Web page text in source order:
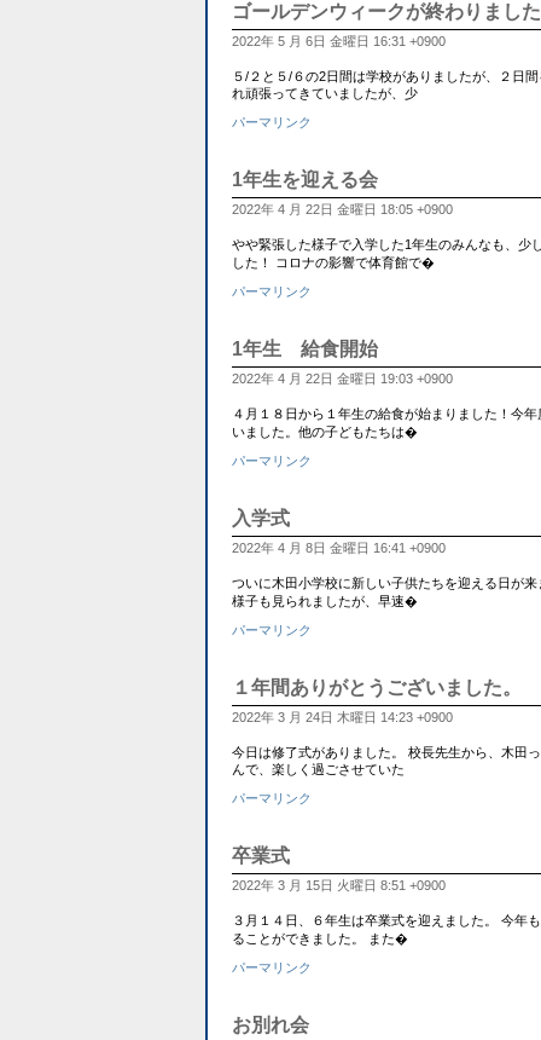
ゴールデンウィークが終わりまし
2022年 5 月 6日 金曜日 16:31 +0900
５/２と５/６の2日間は学校がありましたが、２日
れ頑張ってきていましたが、少
パーマリンク
1年生を迎える会
2022年 4 月 22日 金曜日 18:05 +0900
やや緊張した様子で入学した1年生のみんなも、少
した！ コロナの影響で体育館で�
パーマリンク
1年生 給食開始
2022年 4 月 22日 金曜日 19:03 +0900
４月１８日から１年生の給食が始まりました！今
いました。他の子どもたちは�
パーマリンク
入学式
2022年 4 月 8日 金曜日 16:41 +0900
ついに木田小学校に新しい子供たちを迎える日が
様子も見られましたが、早速�
パーマリンク
１年間ありがとうございました。
2022年 3 月 24日 木曜日 14:23 +0900
今日は修了式がありました。 校長先生から、木田
んで、楽しく過ごさせていた
パーマリンク
卒業式
2022年 3 月 15日 火曜日 8:51 +0900
３月１４日、６年生は卒業式を迎えました。 今年
ることができました。 また�
パーマリンク
お別れ会